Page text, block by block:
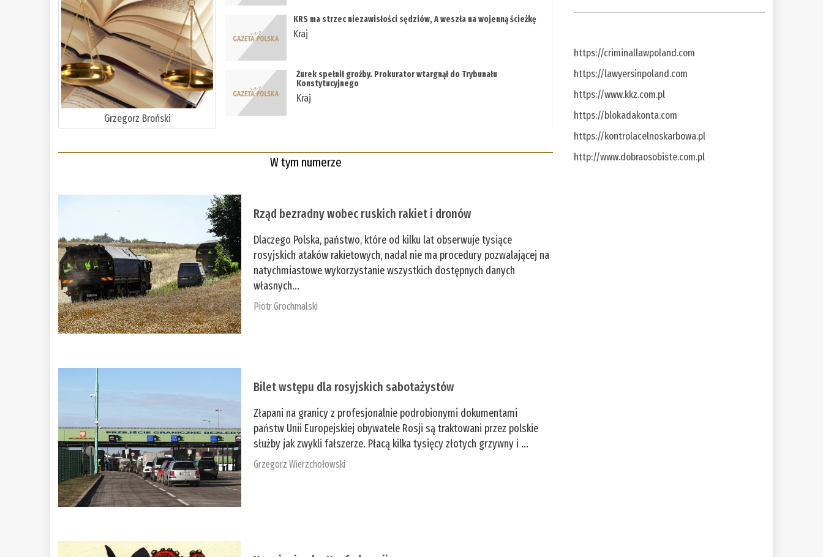
Grzegorz Broński
KRS ma strzec niezawisłości sędziów, A weszła na wojenną ścieżkę
Kraj
Żurek spełnił groźby. Prokurator wtargnął do Trybunału
Konstytucyjnego
Kraj
W tym numerze
Rząd bezradny wobec ruskich rakiet i dronów
Dlaczego Polska, państwo, które od kilku lat obserwuje tysiące
rosyjskich ataków rakietowych, nadal nie ma procedury pozwalającej na
natychmiastowe wykorzystanie wszystkich dostępnych danych
własnych...
Piotr Grochmalski
Bilet wstępu dla rosyjskich sabotażystów
Złapani na granicy z profesjonalnie podrobionymi dokumentami
państw Unii Europejskiej obywatele Rosji są traktowani przez polskie
służby jak zwykli fałszerze. Płacą kilka tysięcy złotych grzywny i ...
Grzegorz Wierzchołowski
https://criminallawpoland.com
https://lawyersinpoland.com
https://www.kkz.com.pl
https://blokadakonta.com
https://kontrolacelnoskarbowa.pl
http://www.dobraosobiste.com.pl